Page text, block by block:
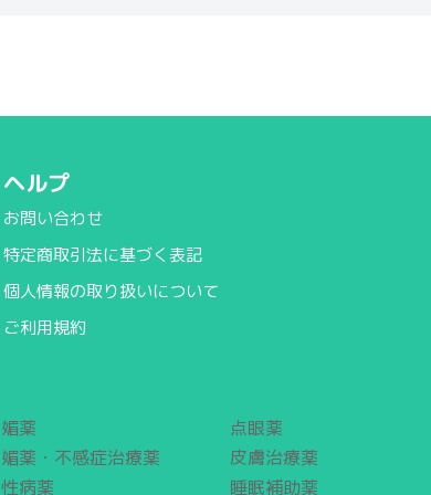
ヘルプ
お問い合わせ
特定商取引法に基づく表記
個人情報の取り扱いについて
ご利用規約
媚薬
媚薬・不感症治療薬
性病薬
点眼薬
皮膚治療薬
睡眠補助薬